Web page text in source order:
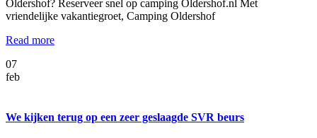
Oldershof? Reserveer snel op camping Oldershof.nl Met
vriendelijke vakantiegroet, Camping Oldershof
Read more
07
feb
We kijken terug op een zeer geslaagde SVR beurs